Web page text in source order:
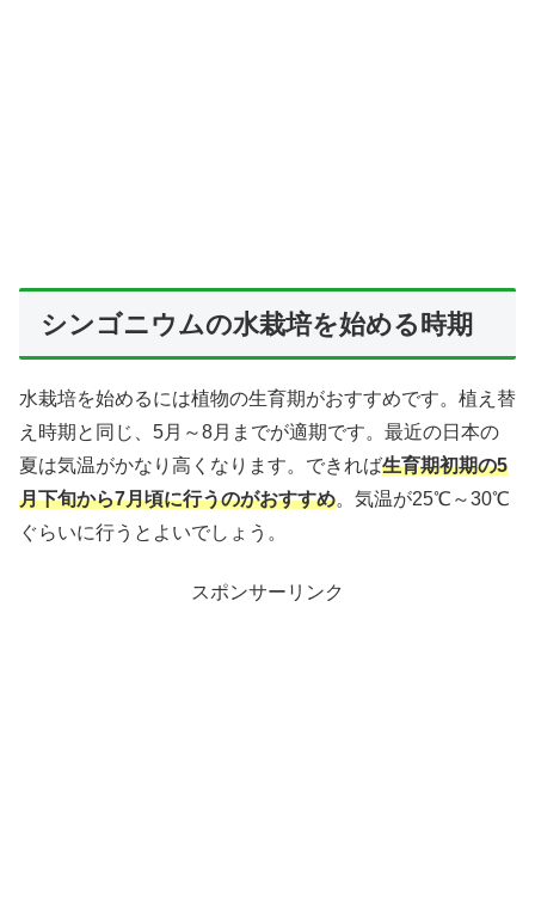
シンゴニウムの水栽培を始める時期
水栽培を始めるには植物の生育期がおすすめです。植え替
え時期と同じ、5月～8月までが適期です。最近の日本の
夏は気温がかなり高くなります。できれば生育期初期の5
月下旬から7月頃に行うのがおすすめ。気温が25℃～30℃
ぐらいに行うとよいでしょう。
スポンサーリンク